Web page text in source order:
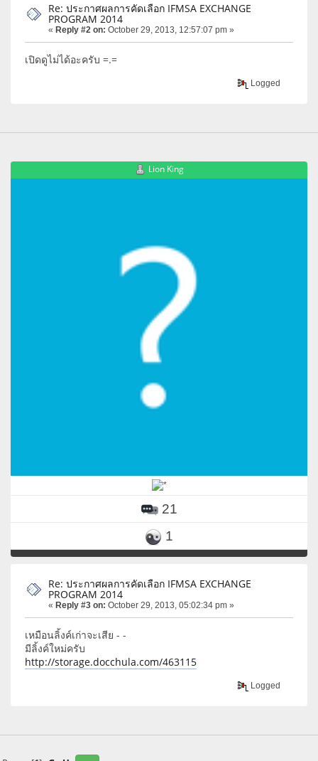
Re: ประกาศผลการคัดเลือก IFMSA EXCHANGE
PROGRAM 2014
« Reply #2 on: October 29, 2013, 12:57:07 pm »
เปิดดูไม่ได้อะครับ =.=
Logged
Lion King
21
1
Re: ประกาศผลการคัดเลือก IFMSA EXCHANGE
PROGRAM 2014
« Reply #3 on: October 29, 2013, 05:02:34 pm »
เหมือนลิ้งค์เก่าจะเสีย - -
มีลิ้งค์ใหม่ครับ
http://storage.docchula.com/463115
Logged